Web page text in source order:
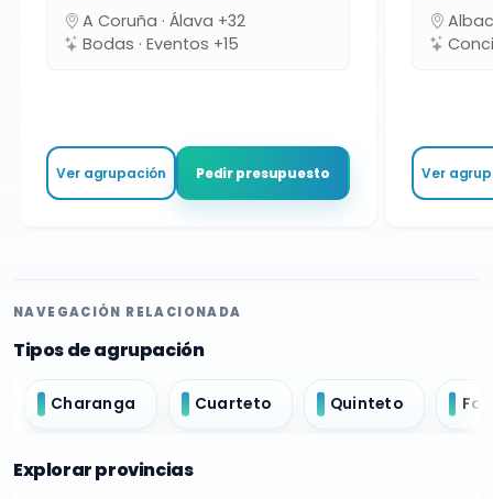
A Coruña · Álava +32
Bodas · Eventos +15
Ver agrupación Pedir presupuesto Ver
NAVEGACIÓN RELACIONADA
Tipos de agrupación
Charanga Cuarteto Quinteto
Explorar provincias